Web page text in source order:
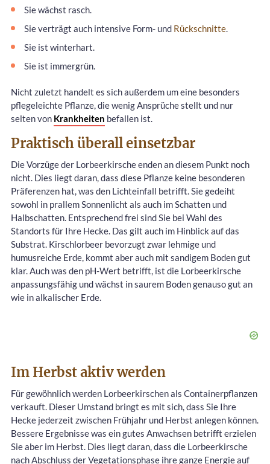
Sie wächst rasch.
Sie verträgt auch intensive Form- und Rückschnitte.
Sie ist winterhart.
Sie ist immergrün.
Nicht zuletzt handelt es sich außerdem um eine besonders
pflegeleichte Pflanze, die wenig Ansprüche stellt und nur
selten von Krankheiten befallen ist.
Praktisch überall einsetzbar
Die Vorzüge der Lorbeerkirsche enden an diesem Punkt noch
nicht. Dies liegt daran, dass diese Pflanze keine besonderen
Präferenzen hat, was den Lichteinfall betrifft. Sie gedeiht
sowohl in prallem Sonnenlicht als auch im Schatten und
Halbschatten. Entsprechend frei sind Sie bei Wahl des
Standorts für Ihre Hecke. Das gilt auch im Hinblick auf das
Substrat. Kirschlorbeer bevorzugt zwar lehmige und
humusreiche Erde, kommt aber auch mit sandigem Boden gut
klar. Auch was den pH-Wert betrifft, ist die Lorbeerkirsche
anpassungsfähig und wächst in saurem Boden genauso gut an
wie in alkalischer Erde.
Im Herbst aktiv werden
Für gewöhnlich werden Lorbeerkirschen als Containerpflanzen
verkauft. Dieser Umstand bringt es mit sich, dass Sie Ihre
Hecke jederzeit zwischen Frühjahr und Herbst anlegen können.
Bessere Ergebnisse was ein gutes Anwachsen betrifft erzielen
Sie aber im Herbst. Dies liegt daran, dass die Lorbeerkirsche
nach Abschluss der Vegetationsphase ihre ganze Energie auf